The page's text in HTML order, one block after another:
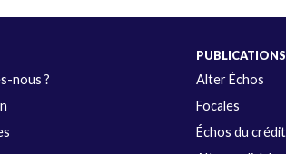
nous ?
PUBLICATIONS
Alter Échos
Focales
Échos du